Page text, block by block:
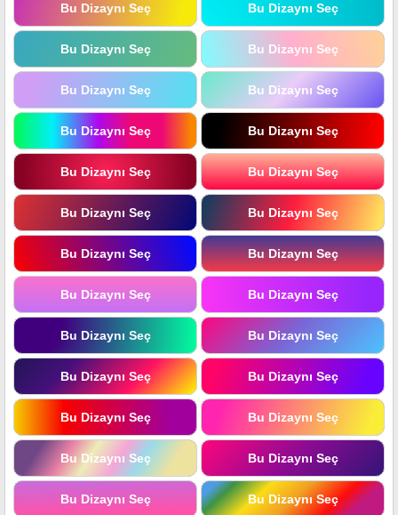
Bu Dizaynı Seç Bu Dizaynı Seç
Bu Dizaynı Seç Bu Dizaynı Seç
Bu Dizaynı Seç Bu Dizaynı Seç
Bu Dizaynı Seç Bu Dizaynı Seç
Bu Dizaynı Seç Bu Dizaynı Seç
Bu Dizaynı Seç Bu Dizaynı Seç
Bu Dizaynı Seç Bu Dizaynı Seç
Bu Dizaynı Seç Bu Dizaynı Seç
Bu Dizaynı Seç Bu Dizaynı Seç
Bu Dizaynı Seç Bu Dizaynı Seç
Bu Dizaynı Seç Bu Dizaynı Seç
Bu Dizaynı Seç Bu Dizaynı Seç
Bu Dizaynı Seç Bu Dizaynı Seç